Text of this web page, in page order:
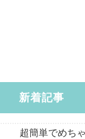
新着記事
超簡単でめち